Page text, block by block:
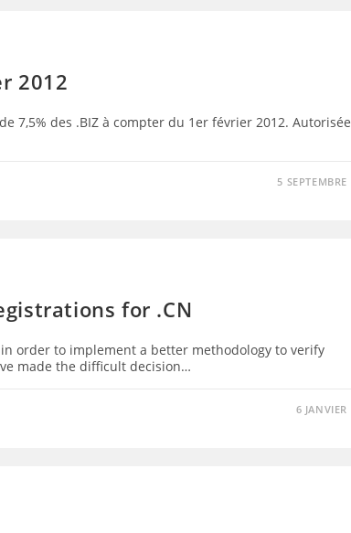
2012
7,5% des .BIZ à compter du 1er février 2012. Autorisée
5 SEPTEMBRE
for .CN
order to implement a better methodology to verify
made the difficult decision…
6 JANVIER